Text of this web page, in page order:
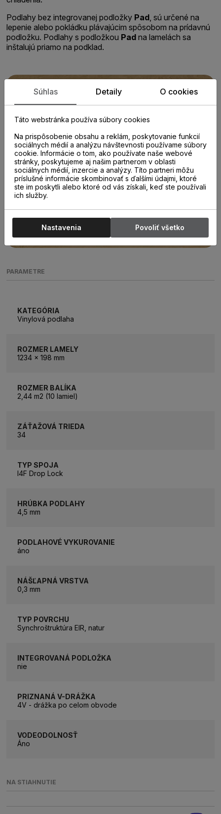
Podlahy bez integrovanej podložky Pad , sú určené na
lepenie alebo pokládku plávajúcim spôsobom na prídavnú
podložku. Podlahy s podložkou Pad na lamelách sa
inštalujú priamo na podklad.
PARAMETRE
KATEGÓRIA
Vinylová podlaha
ROZMER LAMELY
1234 x 198 mm
ROZMER BALÍKA
2,44 m2 (10 lamiel)
ZÁŤAŽOVÁ TRIEDA
34
TYP SPOJA
I4F Drop Lock
HRÚBKA PODLAHY
4,5 mm
PODLAHOVÉ VYKUROVANIE
áno
NÁŠĽAPNÁ VRSTVA
0,3 mm
TYP POVRCHU
Synchroštruktúra EIR, natur
INTEGROVANÁ PODLOŽKA
nie
PRIZNANÁ V-DRÁŽKA
4V - drážka po celom obvode
VODEODOLNOSŤ
Áno
NA STIAHNUTIE
Súhlas Detaily O cookies
Táto webstránka používa súbory cookies
Na prispôsobenie obsahu a reklám, poskytovanie funkcií
sociálnych médií a analýzu návštevnosti používame súbory
cookie. Informácie o tom, ako používate naše webové
stránky, poskytujeme aj našim partnerom v oblasti
sociálnych médií, inzercie a analýzy. Títo partneri môžu
príslušné informácie skombinovať s ďalšími údajmi, ktoré
ste im poskytli alebo ktoré od vás získali, keď ste používali
ich služby.
Nastavenia Povoliť všetko